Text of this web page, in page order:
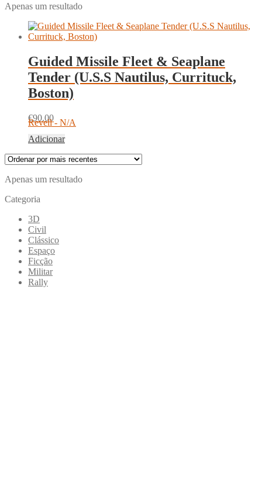
Apenas um resultado
Guided Missile Fleet & Seaplane
Tender (U.S.S Nautilus, Currituck,
Boston)
€90.00
Revell - N/A
Adicionar
Apenas um resultado
Categoria
3D
Civil
Clássico
Espaço
Ficção
Militar
Rally